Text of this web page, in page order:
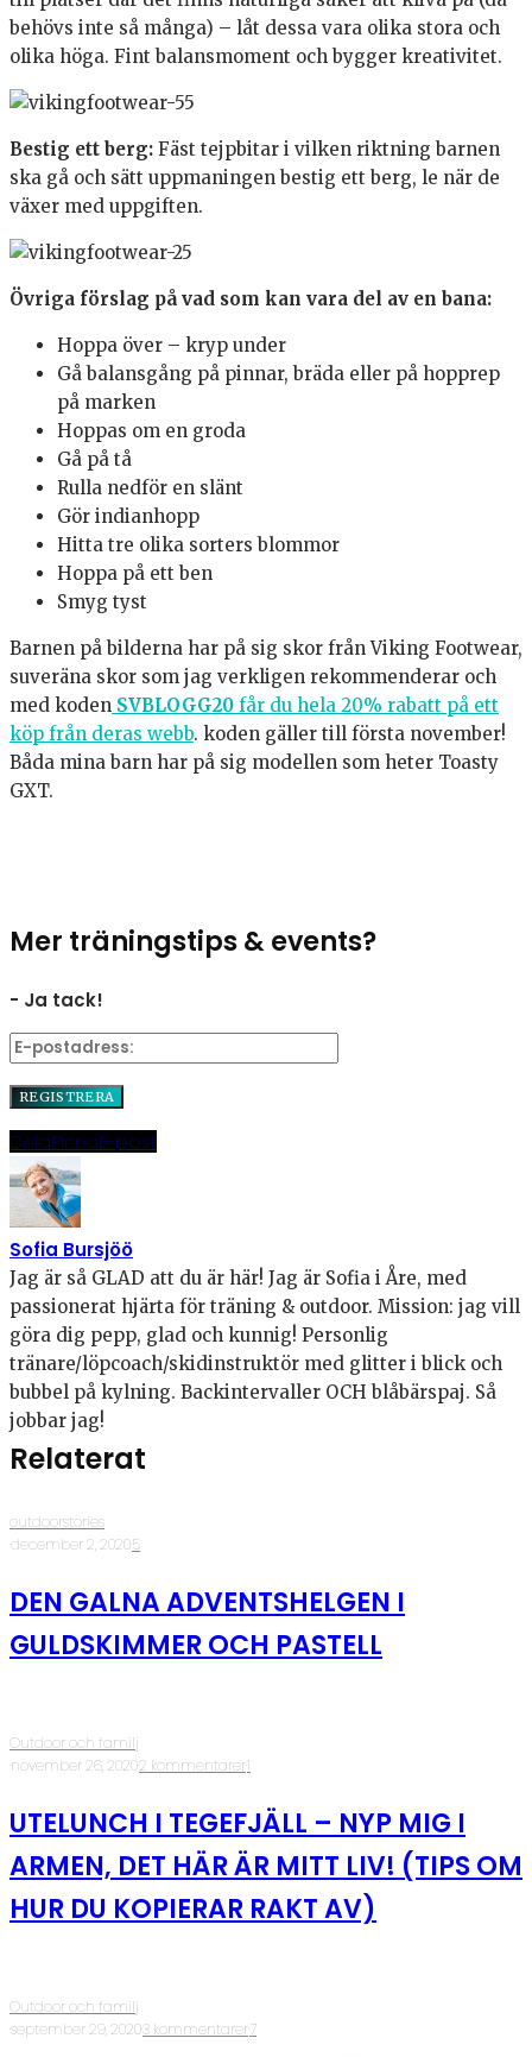
behövs inte så många) – låt dessa vara olika stora och
olika höga. Fint balansmoment och bygger kreativitet.
Bestig ett berg: Fäst tejpbitar i vilken riktning barnen
ska gå och sätt uppmaningen bestig ett berg, le när de
växer med uppgiften.
Övriga förslag på vad som kan vara del av en bana:
Hoppa över – kryp under
Gå balansgång på pinnar, bräda eller på hopprep
på marken
Hoppas om en groda
Gå på tå
Rulla nedför en slänt
Gör indianhopp
Hitta tre olika sorters blommor
Hoppa på ett ben
Smyg tyst
Barnen på bilderna har på sig skor från Viking Footwear,
suveräna skor som jag verkligen rekommenderar och
med koden SVBLOGG20 får du hela 20% rabatt på ett
köp från deras webb. koden gäller till första november!
Båda mina barn har på sig modellen som heter Toasty
GXT.
Mer träningstips & events?
- Ja tack!
DelaPinnaE-post
Sofia Bursjöö
Jag är så GLAD att du är här! Jag är Sofia i Åre, med
passionerat hjärta för träning & outdoor. Mission: jag vill
göra dig pepp, glad och kunnig! Personlig
tränare/löpcoach/skidinstruktör med glitter i blick och
bubbel på kylning. Backintervaller OCH blåbärspaj. Så
jobbar jag!
Relaterat
outdoorstories
·december 2, 2020·5
DEN GALNA ADVENTSHELGEN I
GULDSKIMMER OCH PASTELL
Outdoor och familj
·november 26, 2020·2 kommentarer·1
UTELUNCH I TEGEFJÄLL – NYP MIG I
ARMEN, DET HÄR ÄR MITT LIV! (TIPS OM
HUR DU KOPIERAR RAKT AV)
Outdoor och familj
·september 29, 2020·3 kommentarer·7